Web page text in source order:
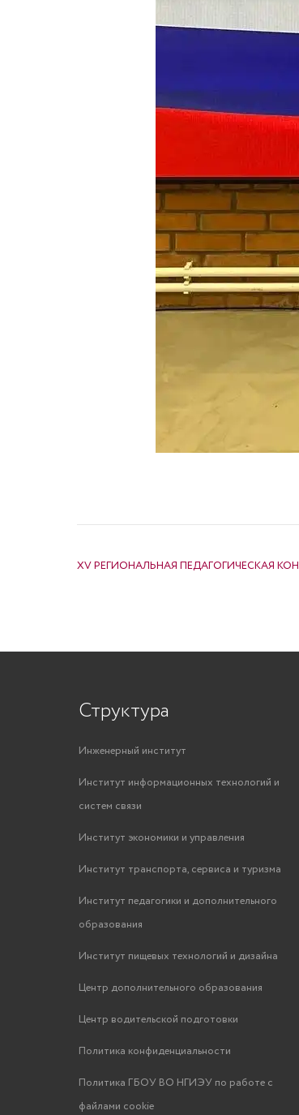
XV РЕГИОНАЛЬНАЯ ПЕДАГОГИЧЕСКАЯ
Структура
Инженерный институт
Институт информационных технологий и
систем связи
Институт экономики и управления
Институт транспорта, сервиса и туризма
Институт педагогики и дополнительного
образования
Институт пищевых технологий и дизайна
Центр дополнительного образования
Центр водительской подготовки
Политика конфиденциальности
Политика ГБОУ ВО НГИЭУ по работе с
файлами cookie